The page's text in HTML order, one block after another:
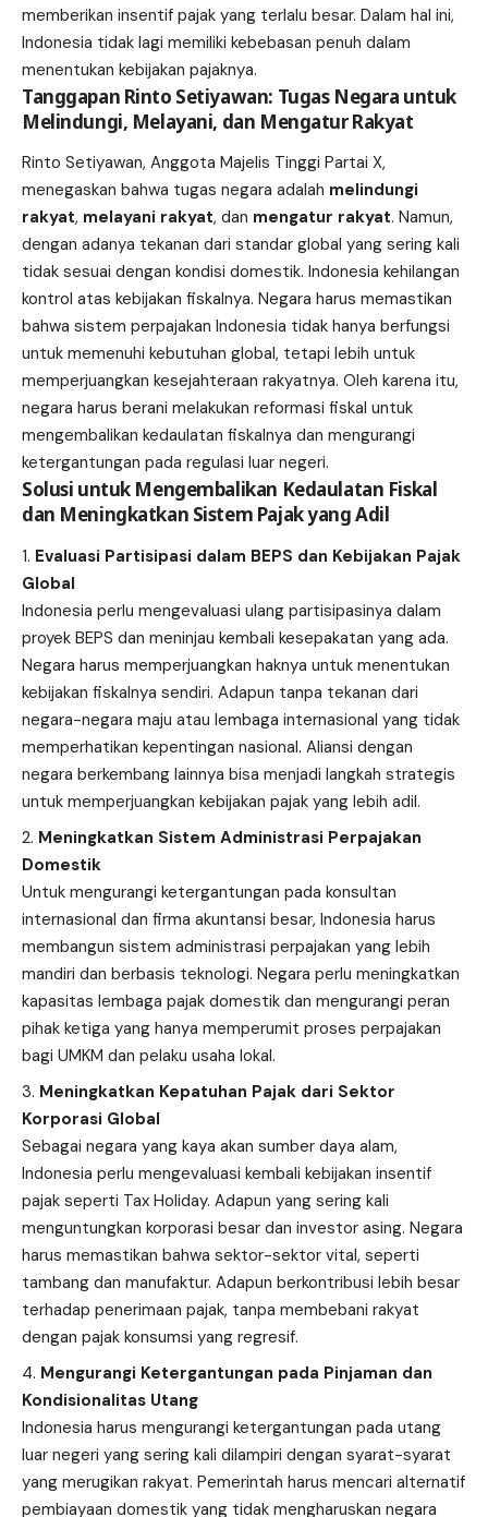
memberikan insentif pajak yang terlalu besar. Dalam hal ini,
Indonesia tidak lagi memiliki kebebasan penuh dalam
menentukan kebijakan pajaknya.
Tanggapan Rinto Setiyawan: Tugas Negara untuk
Melindungi, Melayani, dan Mengatur Rakyat
Rinto Setiyawan, Anggota Majelis Tinggi Partai X,
menegaskan bahwa tugas negara adalah melindungi
rakyat, melayani rakyat, dan mengatur rakyat. Namun,
dengan adanya tekanan dari standar global yang sering kali
tidak sesuai dengan kondisi domestik. Indonesia kehilangan
kontrol atas kebijakan fiskalnya. Negara harus memastikan
bahwa sistem perpajakan Indonesia tidak hanya berfungsi
untuk memenuhi kebutuhan global, tetapi lebih untuk
memperjuangkan kesejahteraan rakyatnya. Oleh karena itu,
negara harus berani melakukan reformasi fiskal untuk
mengembalikan kedaulatan fiskalnya dan mengurangi
ketergantungan pada regulasi luar negeri.
Solusi untuk Mengembalikan Kedaulatan Fiskal
dan Meningkatkan Sistem Pajak yang Adil
Evaluasi Partisipasi dalam BEPS dan Kebijakan Pajak
Global
Indonesia perlu mengevaluasi ulang partisipasinya dalam
proyek BEPS dan meninjau kembali kesepakatan yang ada.
Negara harus memperjuangkan haknya untuk menentukan
kebijakan fiskalnya sendiri. Adapun tanpa tekanan dari
negara-negara maju atau lembaga internasional yang tidak
memperhatikan kepentingan nasional. Aliansi dengan
negara berkembang lainnya bisa menjadi langkah strategis
untuk memperjuangkan kebijakan pajak yang lebih adil.
Meningkatkan Sistem Administrasi Perpajakan
Domestik
Untuk mengurangi ketergantungan pada konsultan
internasional dan firma akuntansi besar, Indonesia harus
membangun sistem administrasi perpajakan yang lebih
mandiri dan berbasis teknologi. Negara perlu meningkatkan
kapasitas lembaga pajak domestik dan mengurangi peran
pihak ketiga yang hanya memperumit proses perpajakan
bagi UMKM dan pelaku usaha lokal.
Meningkatkan Kepatuhan Pajak dari Sektor
Korporasi Global
Sebagai negara yang kaya akan sumber daya alam,
Indonesia perlu mengevaluasi kembali kebijakan insentif
pajak seperti Tax Holiday. Adapun yang sering kali
menguntungkan korporasi besar dan investor asing. Negara
harus memastikan bahwa sektor-sektor vital, seperti
tambang dan manufaktur. Adapun berkontribusi lebih besar
terhadap penerimaan pajak, tanpa membebani rakyat
dengan pajak konsumsi yang regresif.
Mengurangi Ketergantungan pada Pinjaman dan
Kondisionalitas Utang
Indonesia harus mengurangi ketergantungan pada utang
luar negeri yang sering kali dilampiri dengan syarat-syarat
yang merugikan rakyat. Pemerintah harus mencari alternatif
pembiayaan domestik yang tidak mengharuskan negara